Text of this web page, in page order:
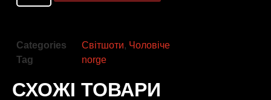
Categories Світшоти, Чоловіче
Tag
norge
СХОЖІ ТОВАРИ